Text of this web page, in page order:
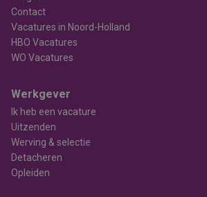
Contact
Vacatures in Noord-Holland
HBO Vacatures
WO Vacatures
Werkgever
Ik heb een vacature
Uitzenden
Werving & selectie
Detacheren
Opleiden